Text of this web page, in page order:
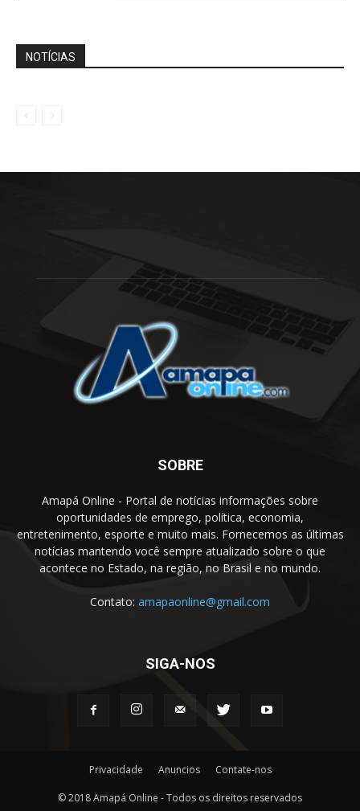
NOTÍCIAS
SOBRE
Amapá Online - Portal de notícias informações sobre
oportunidades de emprego, política, economia,
entretenimento, esporte e muito mais. Fornecemos as últimas
notícias mantendo você sempre atualizado sobre o que
acontece no Estado, na região, no Brasil e no mundo.
Contato: amapaonline@gmail.com
SIGA-NOS
Privacidade Anuncios Contate-nos
© 2018 Amapá Online - Todos os direitos reservados